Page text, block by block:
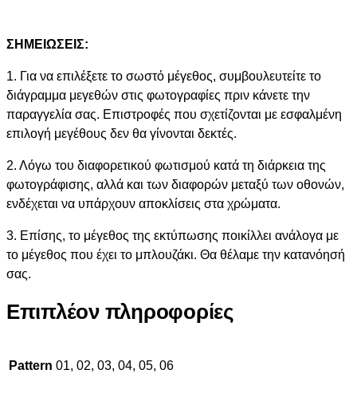
ΣΗΜΕΙΩΣΕΙΣ:
1. Για να επιλέξετε το σωστό μέγεθος, συμβουλευτείτε το
διάγραμμα μεγεθών στις φωτογραφίες πριν κάνετε την
παραγγελία σας. Επιστροφές που σχετίζονται με εσφαλμένη
επιλογή μεγέθους δεν θα γίνονται δεκτές.
2. Λόγω του διαφορετικού φωτισμού κατά τη διάρκεια της
φωτογράφισης, αλλά και των διαφορών μεταξύ των οθονών,
ενδέχεται να υπάρχουν αποκλίσεις στα χρώματα.
3. Επίσης, το μέγεθος της εκτύπωσης ποικίλλει ανάλογα με
το μέγεθος που έχει το μπλουζάκι. Θα θέλαμε την κατανόησή
σας.
Επιπλέον πληροφορίες
Pattern 01, 02, 03, 04, 05, 06